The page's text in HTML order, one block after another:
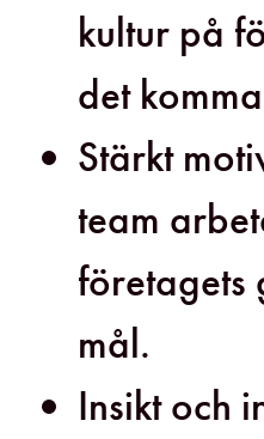
kultur på
det
Stärkt
team
företagets
mål.
Insikt och